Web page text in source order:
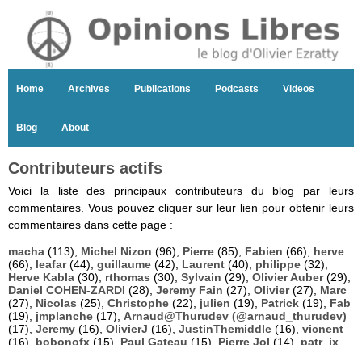
Home Archives Publications Podcasts Videos
Blog About
Contributeurs actifs
Voici la liste des principaux contributeurs du blog par leurs
commentaires. Vous pouvez cliquer sur leur lien pour obtenir leurs
commentaires dans cette page :
macha (113), Michel Nizon (96), Pierre (85), Fabien (66), herve
(66), leafar(44), guillaume (42), Laurent (40), philippe (32),
Herve Kabla (30), rthomas (30), Sylvain (29), Olivier Auber(29),
Daniel COHEN-ZARDI (28), Jeremy Fain (27), Olivier(27), Marc
(27), Nicolas (25), Christophe (22), julien (19), Patrick (19), Fab
(19), jmplanche (17), Arnaud@Thurudev (@arnaud_thurudev)
(17), Jeremy (16), OlivierJ (16), JustinThemiddle (16), vicnent
(16), bobonofx (15), Paul Gateau (15), Pierre Jol (14), patr_ix